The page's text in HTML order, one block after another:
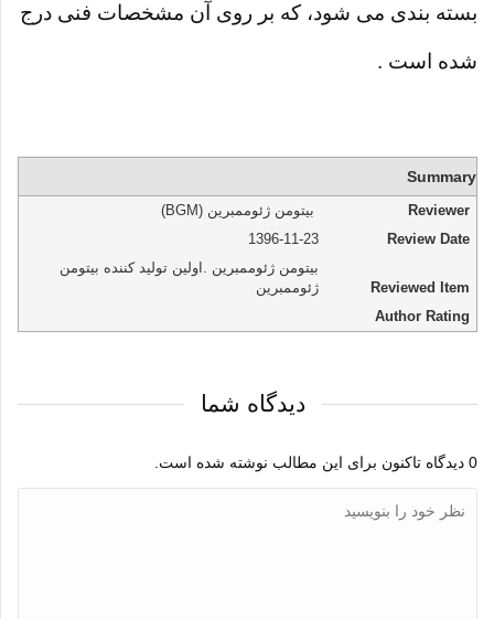
بسته بندی می شود، که بر روی آن مشخصات فنی درج
شده است .
Summary
Reviewer
بیتومن ژئوممبرین (BGM)
Review Date
1396-11-23
Reviewed Item
بیتومن ژئوممبرین .اولین تولید کننده بیتومن
ژئوممبرین
Author Rating
دیدگاه شما
0 دیدگاه تاکنون برای این مطالب نوشته شده است.